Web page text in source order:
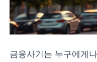
금융사기는 누구에게